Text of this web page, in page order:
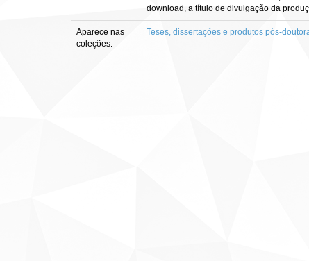
download, a título de divulgação da
Aparece nas
coleções:
Teses, dissertações e produtos pós-